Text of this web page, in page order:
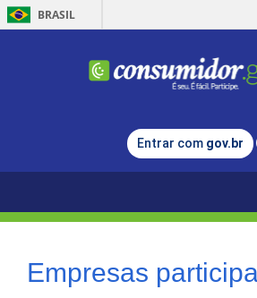
BRASIL
Entrar com gov.br
Empresas